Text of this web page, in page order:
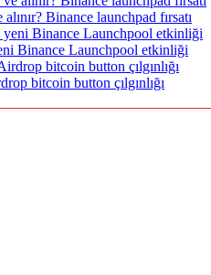
Binance launchpad fırsatı
Binance Launchpool etkinliği
bitcoin button çılgınlığı